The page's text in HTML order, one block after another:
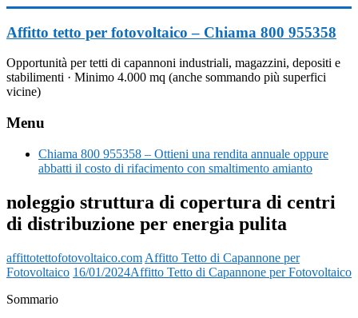
al
contenuto
Affitto tetto per fotovoltaico – Chiama 800 955358
Opportunità per tetti di capannoni industriali, magazzini, depositi e
stabilimenti · Minimo 4.000 mq (anche sommando più superfici
vicine)
Menu
Chiama 800 955358 – Ottieni una rendita annuale oppure
abbatti il costo di rifacimento con smaltimento amianto
noleggio struttura di copertura di centri
di distribuzione per energia pulita
affittotettofotovoltaico.com Affitto Tetto di Capannone per
Fotovoltaico 16/01/2024Affitto Tetto di Capannone per Fotovoltaico
Sommario